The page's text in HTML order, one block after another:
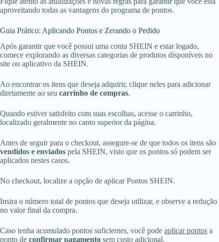
aproveitando todas as vantagens do programa de pontos.
Guia Prático: Aplicando Pontos e Zerando o Pedido
Após garantir que você possui uma conta SHEIN e estar logado,
comece explorando as diversas categorias de produtos disponíveis no
site ou aplicativo da SHEIN.
Ao encontrar os itens que deseja adquirir, clique neles para adicionar
diretamente ao seu carrinho de compras.
Quando estiver satisfeito com suas escolhas, acesse o carrinho,
localizado geralmente no canto superior da página.
Antes de seguir para o checkout, assegure-se de que todos os itens são
vendidos e enviados pela SHEIN, visto que os pontos só podem ser
aplicados nestes casos.
No checkout, localize a opção de aplicar Pontos SHEIN.
Insira o número total de pontos que deseja utilizar, e observe a redução
no valor final da compra.
Caso tenha acumulado pontos suficientes, você pode aplicar pontos a
ponto de confirmar pagamento sem custo adicional.